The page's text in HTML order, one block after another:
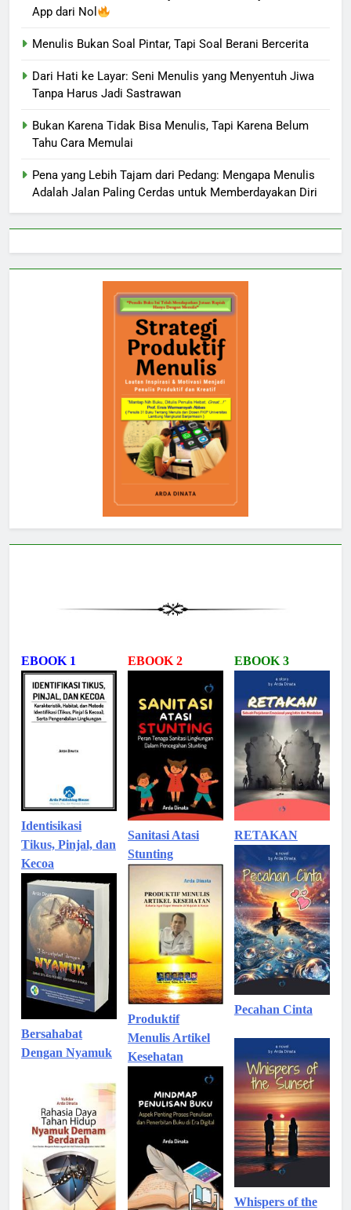
App dari Nol
Menulis Bukan Soal Pintar, Tapi Soal Berani Bercerita
Dari Hati ke Layar: Seni Menulis yang Menyentuh Jiwa
Tanpa Harus Jadi Sastrawan
Bukan Karena Tidak Bisa Menulis, Tapi Karena Belum
Tahu Cara Memulai
Pena yang Lebih Tajam dari Pedang: Mengapa Menulis
Adalah Jalan Paling Cerdas untuk Memberdayakan Diri
EBOOK 1
Identisikasi
Tikus, Pinjal, dan
Kecoa
Bersahabat
Dengan Nyamuk
EBOOK 2
Sanitasi Atasi
Stunting
Produktif
Menulis Artikel
Kesehatan
EBOOK 3
RETAKAN
Pecahan Cinta
Whispers of the